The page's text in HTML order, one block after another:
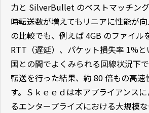
力と SilverBullet のベストマッチン
時転送数が増えてもリニアに性能が
の比較でも、例えば 4GB のファイル
RTT（遅延）、パケット損失率 1%
国との間でよくみられる回線状況下
転送を行った結果、約 80 倍もの高速
す。Ｓｋｅｅｄは本アプライアンス
るエンタープライズにおける大規模